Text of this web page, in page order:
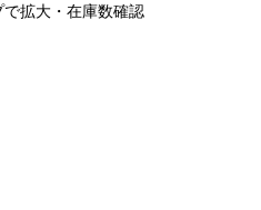
で拡大・在庫数確認